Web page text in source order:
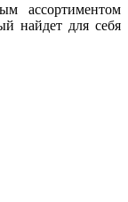
ассортиментом
найдет для себя